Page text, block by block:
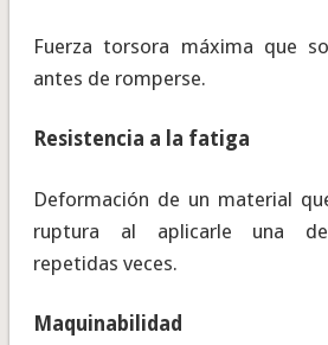
Fuerza torsora máxima que
antes de romperse.
Resistencia a la fatiga
Deformación de un material
ruptura al aplicarle una
repetidas veces.
Maquinabilidad